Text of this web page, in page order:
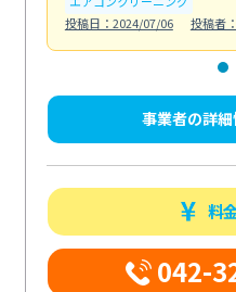
投稿日：2024/07/06
投稿者
事業者の詳
料
042-